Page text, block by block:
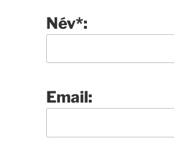
Név*:
Email: